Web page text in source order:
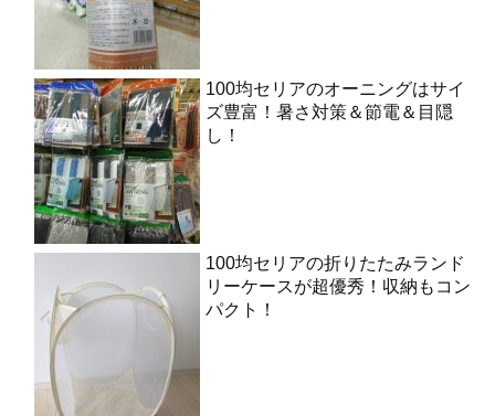
100均セリアのオーニングはサイ
ズ豊富！暑さ対策＆節電＆目隠
し！
100均セリアの折りたたみランド
リーケースが超優秀！収納もコン
パクト！